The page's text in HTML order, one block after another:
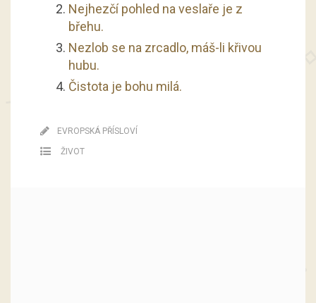
Nejhezčí pohled na veslaře je z
břehu.
Nezlob se na zrcadlo, máš-li křivou
hubu.
Čistota je bohu milá.
EVROPSKÁ PŘÍSLOVÍ
ŽIVOT